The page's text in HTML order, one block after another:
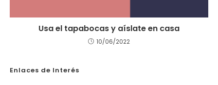
Usa el tapabocas y aíslate en casa
10/06/2022
Enlaces de Interés